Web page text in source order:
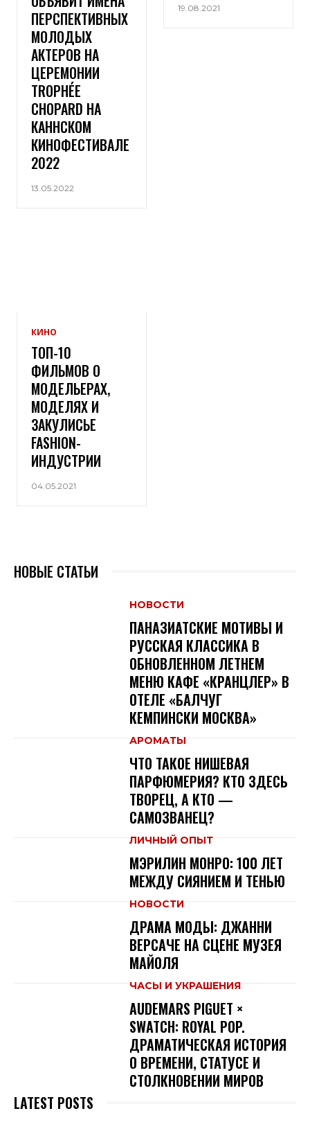
ПЕРСПЕКТИВНЫХ
МОЛОДЫХ
АКТЕРОВ НА
ЦЕРЕМОНИИ
TROPHÉE
CHOPARD НА
КАННСКОМ
КИНОФЕСТИВАЛЕ
2022
13.05.2022
19.08.2021
КИНО
ТОП-10
ФИЛЬМОВ О
МОДЕЛЬЕРАХ,
МОДЕЛЯХ И
ЗАКУЛИСЬЕ
FASHION-
ИНДУСТРИИ
04.05.2021
НОВЫЕ СТАТЬИ
НОВОСТИ
ПАНАЗИАТСКИЕ МОТИВЫ И
РУССКАЯ КЛАССИКА В
ОБНОВЛЕННОМ ЛЕТНЕМ
МЕНЮ КАФЕ «КРАНЦЛЕР» В
ОТЕЛЕ «БАЛЧУГ
КЕМПИНСКИ МОСКВА»
АРОМАТЫ
ЧТО ТАКОЕ НИШЕВАЯ
ПАРФЮМЕРИЯ? КТО ЗДЕСЬ
ТВОРЕЦ, А КТО —
САМОЗВАНЕЦ?
ЛИЧНЫЙ ОПЫТ
МЭРИЛИН МОНРО: 100 ЛЕТ
МЕЖДУ СИЯНИЕМ И ТЕНЬЮ
НОВОСТИ
ДРАМА МОДЫ: ДЖАННИ
ВЕРСАЧЕ НА СЦЕНЕ МУЗЕЯ
МАЙОЛЯ
ЧАСЫ И УКРАШЕНИЯ
AUDEMARS PIGUET ×
SWATCH: ROYAL POP.
ДРАМАТИЧЕСКАЯ ИСТОРИЯ
О ВРЕМЕНИ, СТАТУСЕ И
СТОЛКНОВЕНИИ МИРОВ
LATEST POSTS